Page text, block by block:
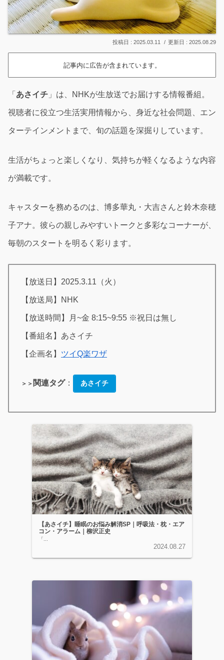
2025.03.11 2025.08.29
記事内に広告が含まれています。
「 あさイチ 」は、NHKが生放送でお届けする情報番組。
視聴者に役立つ生活実用情報から、身近な社会問題、エン
ターテインメントまで、旬の話題を深掘りしています。
生活がちょっと楽しくなり、気持ちが軽くなるような内容
が満載です。
キャスターを務めるのは、博多華丸・大吉さんと鈴木奈穂
子アナ。彼らの親しみやすいトークと多彩なコーナーが、
毎朝のスタートを明るく彩ります。
【放送日】2025.3.11（火）
【放送局】NHK
【放送時間】月~金 8:15~9:55 ※祝日は無し
【番組名】あさイチ
【企画名】 ツイQ楽ワザ
＞＞ 関連タグ： あさイチ
【あさイチ】睡眠のお悩み解消SP｜呼吸法・枕・エア
コン・アラーム｜柳沢正史
「...
2024.08.27